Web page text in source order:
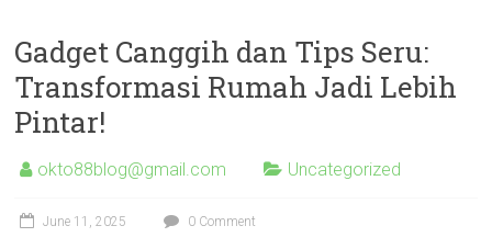
Gadget Canggih dan Tips Seru:
Transformasi Rumah Jadi Lebih
Pintar!
okto88blog@gmail.com Uncategorized
June 11, 2025 0 Comment